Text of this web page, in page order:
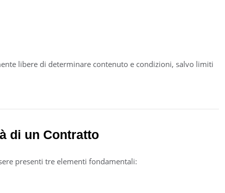
libere di determinare contenuto e condizioni, salvo limiti
di un Contratto
presenti tre elementi fondamentali: